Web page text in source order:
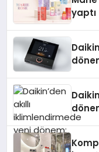
yaptı